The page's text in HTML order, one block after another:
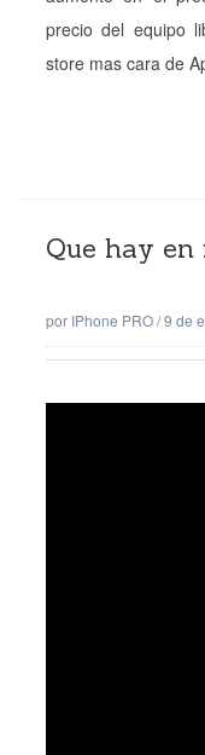
precio del equipo
store mas cara de
Que hay en
por IPhone PRO/9 de